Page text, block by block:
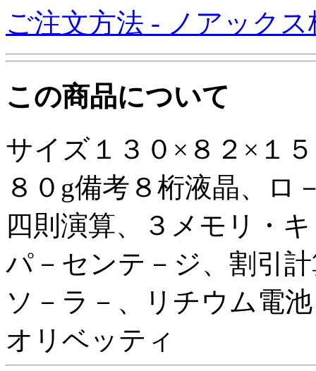
ご注文方法 - ノアック
この商品について
サイズ１３０×８２×１
８０g備考８桁液晶、ロ
四則演算、３メモリ・
パ－センテ－ジ、割引
ソ－ラ－、リチウム電
オリベッティ